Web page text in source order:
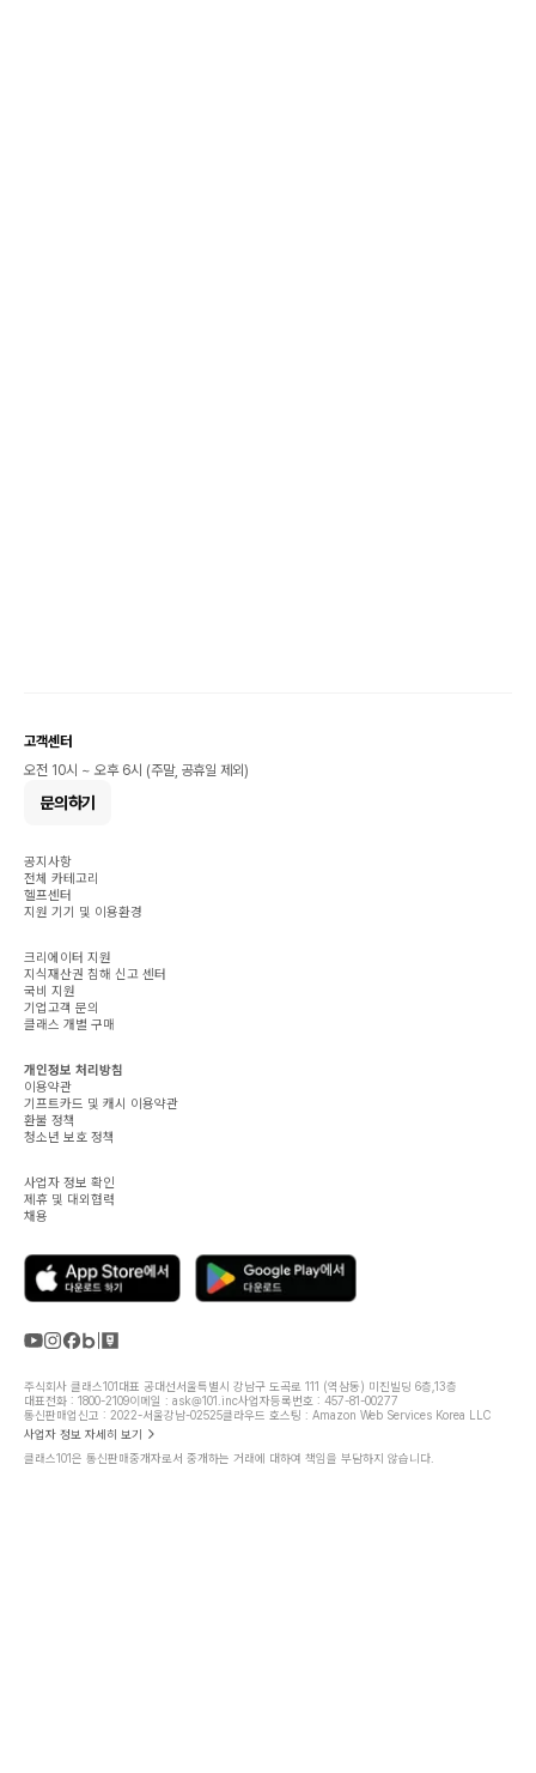
고객센터
오전 10시 ~ 오후 6시 (주말, 공휴일 제외)
문의하기
공지사항
전체 카테고리
헬프센터
지원 기기 및 이용환경
크리에이터 지원
지식재산권 침해 신고 센터
국비 지원
기업고객 문의
클래스 개별 구매
개인정보 처리방침
이용약관
기프트카드 및 캐시 이용약관
환불 정책
청소년 보호 정책
사업자 정보 확인
제휴 및 대외협력
채용
주식회사 클래스101대표 공대선서울특별시 강남구 도곡로 111 (역삼동) 미진빌딩 6층,13층
대표전화 : 1800-2109이메일 : ask@101.inc사업자등록번호 : 457-81-00277
통신판매업신고 : 2022-서울강남-02525클라우드 호스팅 : Amazon Web Services Korea LLC
사업자 정보 자세히 보기
클래스101은 통신판매중개자로서 중개하는 거래에 대하여 책임을 부담하지 않습니다.